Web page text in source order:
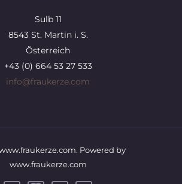
Sulb 11
8543 St. Martin i. S.
Österreich
+43 (0) 664 53 27 533
info@fraukerze.com
Powered by
www.fraukerze.com